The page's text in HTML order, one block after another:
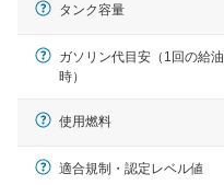
タンク容量
ガソリン代目安（1回の給油
時）
使用燃料
適合規制・認定レベル値